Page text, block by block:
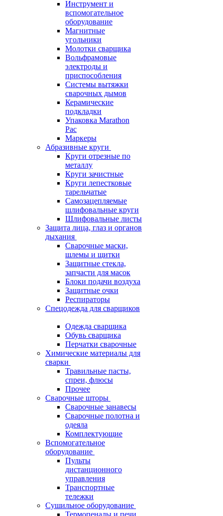
Инструмент и
вспомогательное
оборудование
Магнитные
угольники
Молотки сварщика
Вольфрамовые
электроды и
приспособления
Системы вытяжки
сварочных дымов
Керамические
подкладки
Упаковка Marathon
Pac
Маркеры
Абразивные круги
Круги отрезные по
металлу
Круги зачистные
Круги лепестковые
тарельчатые
Самозацепляемые
шлифовальные круги
Шлифовальные листы
Защита лица, глаз и органов
дыхания
Сварочные маски,
шлемы и щитки
Защитные стекла,
запчасти для масок
Блоки подачи воздуха
Защитные очки
Респираторы
Спецодежда для сварщиков
Одежда сварщика
Обувь сварщика
Перчатки сварочные
Химические материалы для
сварки
Травильные пасты,
спреи, флюсы
Прочее
Сварочные шторы
Сварочные занавесы
Сварочные полотна и
одеяла
Комплектующие
Вспомогательное
оборудование
Пульты
дистанционного
управления
Транспортные
тележки
Сушильное оборудование
Термопеналы и печи